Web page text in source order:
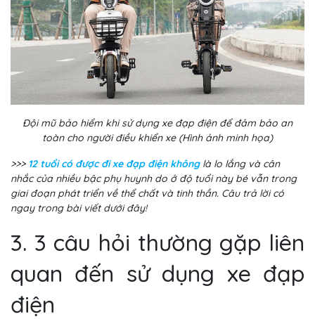
Đội mũ bảo hiểm khi sử dụng xe đạp điện để đảm bảo an
toàn cho người điều khiển xe (Hình ảnh minh họa)
>>> 12 tuổi có được đi xe đạp điện khônglà lo lắng và cân
nhắc của nhiều bậc phụ huynh do ở độ tuổi này bé vẫn trong
giai đoạn phát triển về thể chất và tinh thần. Câu trả lời có
ngay trong bài viết dưới đây!
3. 3 câu hỏi thường gặp liên
quan đến sử dụng xe đạp
điện